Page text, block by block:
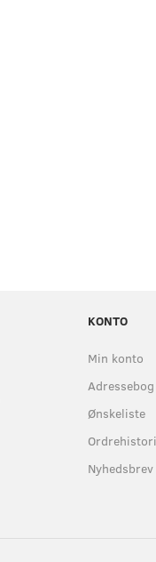
KONTO
Min konto
Adressebog
Ønskeliste
Nyhedsbrev